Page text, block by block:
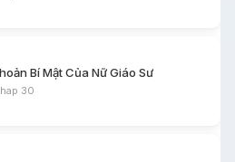
Bí Mật Của Nữ Giáo Sư
30